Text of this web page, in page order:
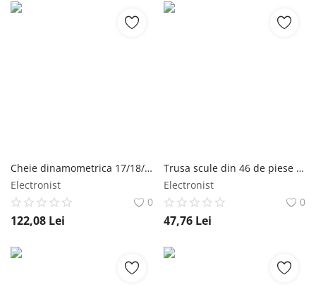
Cheie dinamometrica 17/18/21mm Bigstren 19964 Bigstren
Electronist
0
122,08 Lei
Trusa scule din 46 de piese Otel Crom Vanadiu BigStern
Electronist
0
47,76 Lei